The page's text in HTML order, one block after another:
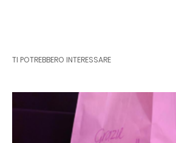
TI POTREBBERO INTERESSARE